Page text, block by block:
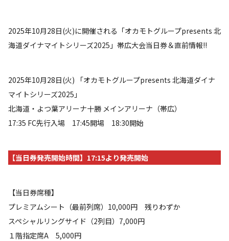
2025年10月28日(火)に開催される「オカモトグループpresents 北
海道ダイナマイトシリーズ2025」帯広大会当日券＆直前情報!!
2025年10月28日(火) 「オカモトグループpresents 北海道ダイナ
マイトシリーズ2025」
北海道・よつ葉アリーナ十勝 メインアリーナ（帯広）
17:35 FC先行入場 17:45開場 18:30開始
【当日券発売開始時間】17:15より発売開始
【当日券席種】
プレミアムシート（最前列席）10,000円 残りわずか
スペシャルリングサイド（2列目）7,000円
１階指定席A 5,000円